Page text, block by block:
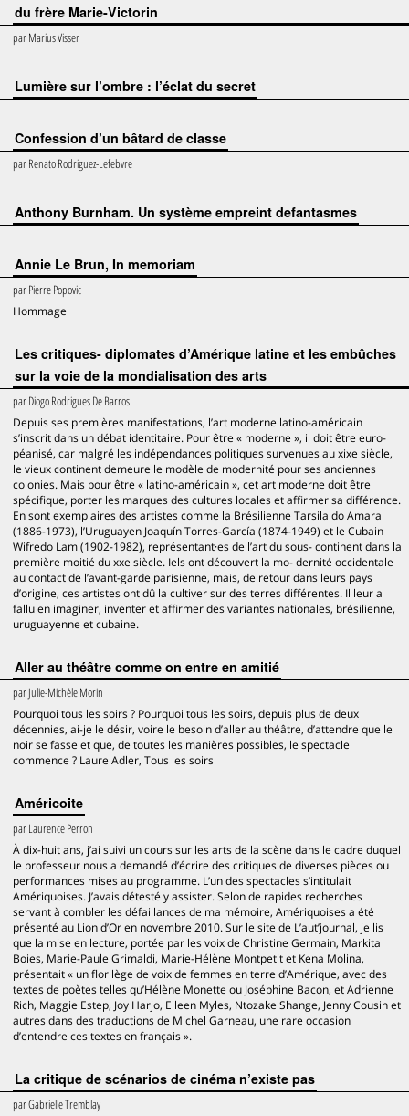
du frère Marie-Victorin
parMarius Visser
Lumière sur l’ombre : l’éclat du secret
Confession d’un bâtard de classe
parRenato Rodriguez-Lefebvre
Anthony Burnham. Un système empreint defantasmes
Annie Le Brun, In memoriam
parPierre Popovic
Hommage
Les critiques- diplomates d’Amérique latine et les embûches
sur la voie de la mondialisation des arts
parDiogo Rodrigues De Barros
Depuis ses premières manifestations, l’art moderne latino-américain
s’inscrit dans un débat identitaire. Pour être « moderne », il doit être euro-
péanisé, car malgré les indépendances politiques survenues au xixe siècle,
le vieux continent demeure le modèle de modernité pour ses anciennes
colonies. Mais pour être « latino-américain », cet art moderne doit être
spécifique, porter les marques des cultures locales et affirmer sa différence.
En sont exemplaires des artistes comme la Brésilienne Tarsila do Amaral
(1886-1973), l’Uruguayen Joaquín Torres-García (1874-1949) et le Cubain
Wifredo Lam (1902-1982), représentant·es de l’art du sous- continent dans la
première moitié du xxe siècle. Iels ont découvert la mo- dernité occidentale
au contact de l’avant-garde parisienne, mais, de retour dans leurs pays
d’origine, ces artistes ont dû la cultiver sur des terres différentes. Il leur a
fallu en imaginer, inventer et affirmer des variantes nationales, brésilienne,
uruguayenne et cubaine.
Aller au théâtre comme on entre en amitié
parJulie-Michèle Morin
Pourquoi tous les soirs ? Pourquoi tous les soirs, depuis plus de deux
décennies, ai-je le désir, voire le besoin d’aller au théâtre, d’attendre que le
noir se fasse et que, de toutes les manières possibles, le spectacle
commence ? Laure Adler, Tous les soirs
Américoite
parLaurence Perron
À dix-huit ans, j’ai suivi un cours sur les arts de la scène dans le cadre duquel
le professeur nous a demandé d’écrire des critiques de diverses pièces ou
performances mises au programme. L’un des spectacles s’intitulait
Amériquoises. J’avais détesté y assister. Selon de rapides recherches
servant à combler les défaillances de ma mémoire, Amériquoises a été
présenté au Lion d’Or en novembre 2010. Sur le site de L’aut’journal, je lis
que la mise en lecture, portée par les voix de Christine Germain, Markita
Boies, Marie-Paule Grimaldi, Marie-Hélène Montpetit et Kena Molina,
présentait « un florilège de voix de femmes en terre d’Amérique, avec des
textes de poètes telles qu’Hélène Monette ou Joséphine Bacon, et Adrienne
Rich, Maggie Estep, Joy Harjo, Eileen Myles, Ntozake Shange, Jenny Cousin et
autres dans des traductions de Michel Garneau, une rare occasion
d’entendre ces textes en français ».
La critique de scénarios de cinéma n’existe pas
parGabrielle Tremblay